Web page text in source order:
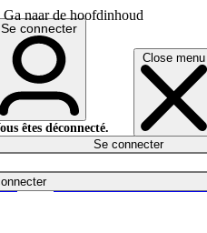
Ga naar de hoofdinhoud
Close menu
English
Deutsch
Se connecter
êtes déconnecté.
Se connecter